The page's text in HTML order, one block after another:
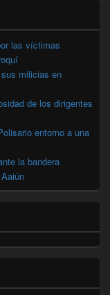
las víctimas
milicias en
de los dirigentes
entorno a una
la bandera